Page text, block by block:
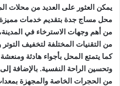
يمكن العثور على العديد من محلات
محل مساج جدة بتقديم خدمات مميزة
من أهم وجهات الاسترخاء في
من التقنيات المختلفة لتخفيف
كما يتمتع المحل بأجواء هادئة
وتحسين الراحة النفسية. بالإضافة
من الحجرات الخاصة والمجهزة